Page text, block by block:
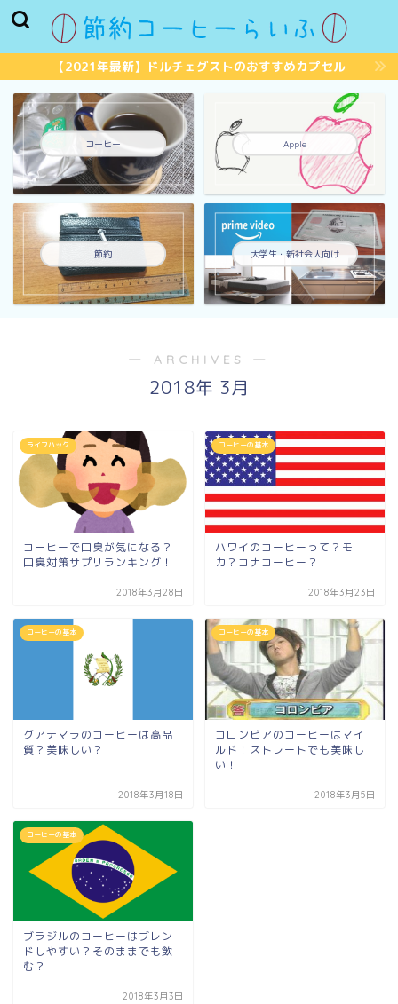
【2021年最新】ドルチェグストのおすすめカプセル
コーヒー Apple
節約 大学生・新社会人向け
― ARCHIVES ―
2018年 3月
ライフハック
コーヒーで口臭が気になる？
口臭対策サプリランキング！
2018年3月28日
コーヒーの基本
ハワイのコーヒーって？モ
カ？コナコーヒー？
2018年3月23日
コーヒーの基本
グアテマラのコーヒーは高品
質？美味しい？
2018年3月18日
コーヒーの基本
コロンビアのコーヒーはマイ
ルド！ストレートでも美味し
い！
2018年3月5日
コーヒーの基本
ブラジルのコーヒーはブレン
ドしやすい？そのままでも飲
む？
2018年3月3日